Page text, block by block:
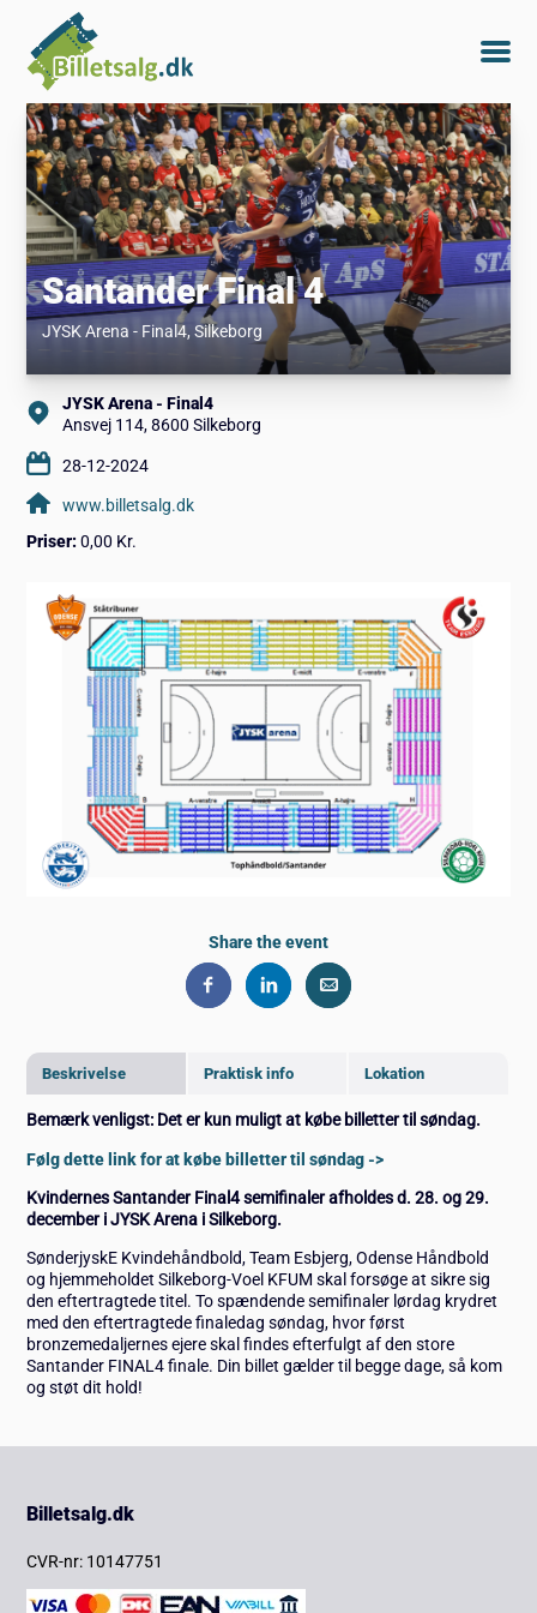
Santander Final 4
JYSK Arena - Final4, Silkeborg
Beskrivelse Praktisk info Lokation
Bemærk venligst: Det er kun muligt at købe billetter til søndag.
Følg dette link for at købe billetter til søndag ->
Kvindernes Santander Final4 semifinaler afholdes d. 28. og 29.
decemberi JYSK Arena i Silkeborg.
SønderjyskE Kvindehåndbold, Team Esbjerg, Odense Håndbold
og hjemmeholdet Silkeborg-Voel KFUM skal forsøge at sikre sig
den eftertragtede titel. To spændende semifinaler lørdag krydret
med den eftertragtede finaledag søndag, hvor først
bronzemedaljernes ejere skal findes efterfulgt af den store
Santander FINAL4 finale. Din billet gælder til begge dage, så kom
og støt dit hold!
JYSK Arena - Final4
Ansvej 114, 8600 Silkeborg
28-12-2024
www.billetsalg.dk
Priser: 0,00 Kr.
Share the event
Billetsalg.dk
CVR-nr: 10147751